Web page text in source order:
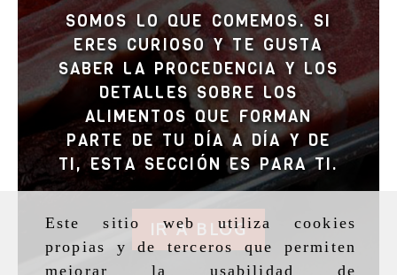
Este sitio web utiliza cookies
propias y de terceros que permiten
mejorar la usabilidad de
SOMOS LO QUE COMEMOS. SI
ERES CURIOSO Y TE GUSTA
SABER LA PROCEDENCIA Y LOS
DETALLES SOBRE LOS
ALIMENTOS QUE FORMAN
PARTE DE TU DÍA A DÍA Y DE
TI, ESTA SECCIÓN ES PARA TI.
IR A BLOG